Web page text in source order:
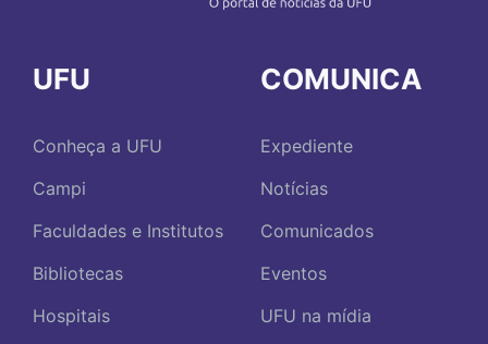
UFU
Conheça a UFU
Campi
Faculdades e Institutos
Bibliotecas
Hospitais
COMUNICA
Expediente
Notícias
Comunicados
Eventos
UFU na mídia